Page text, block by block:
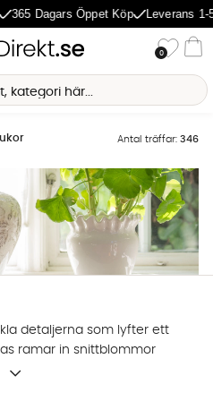
Öppet Köp Leverans 1-5 Dagar
0
Antal träffar: 346
detaljerna som lyfter ett
ramar in snittblommor
ger krukväxterna ett